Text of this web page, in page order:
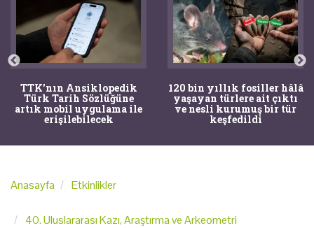
120 bin yıllık fosiller hâlâ
yaşayan türlere ait çıktı
ve nesli kurumuş bir tür
keşfedildi
Bir torba kemik adli
tıpçıları şaşkına çevirdi,
kemiklerin sırrını
arkeologlar çözdü
Anasayfa Etkinlikler
40. Uluslararası Kazı, Araştırma ve Arkeometri